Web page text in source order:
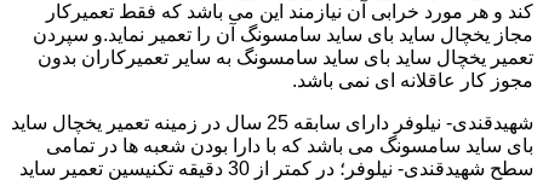
کند و هر مورد خرابی آن نیازمند این می باشد که فقط تعمیرکار
مجاز یخچال ساید بای ساید سامسونگ آن را تعمیر نماید.و سپردن
تعمیر یخچال ساید بای ساید سامسونگ به سایر تعمیرکاران بدون
مجوز کار عاقلانه ای نمی باشد.
شهیدقندی- نیلوفر دارای سابقه 25 سال در زمینه تعمیر یخچال ساید
بای ساید سامسونگ می باشد که با دارا بودن شعبه ها در تمامی
سطح شهیدقندی- نیلوفر؛ در کمتر از 30 دقیقه تکنیسین تعمیر ساید